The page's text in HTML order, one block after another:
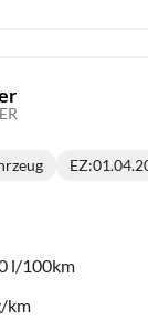
EZ:
l/100km
km